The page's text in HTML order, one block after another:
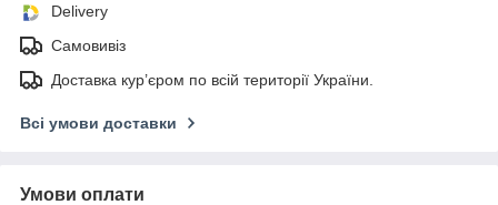
Delivery
Самовивіз
Доставка кур’єром по всій території України.
Всі умови доставки
Умови оплати